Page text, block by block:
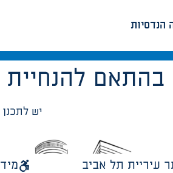
הנדסיות
בהתאם
יש
עיריית תל אביב